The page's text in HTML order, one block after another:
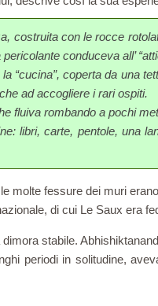
costruita con le rocce
conduceva all’
“cucina”, coperta da una
ad accogliere i rari ospiti.
fluiva rombando a pochi
libri, carte, pentole, una
molte fessure dei muri
di cui Le Saux era
dimora stabile.
periodi in solitudine,